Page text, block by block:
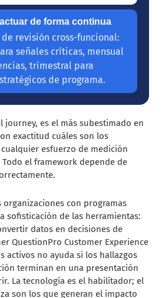
de forma continua
de revisión cross-funcional:
señales críticas, mensual
trimestral para
de programa.
journey, es el más subestimado en
exactitud cuáles son los
esfuerzo de medición
el framework depende de
organizaciones con programas
sofisticación de las herramientas:
datos en decisiones de
QuestionPro Customer Experience
activos no ayuda si los hallazgos
terminan en una presentación
La tecnología es el habilitador; el
son los que generan el impacto